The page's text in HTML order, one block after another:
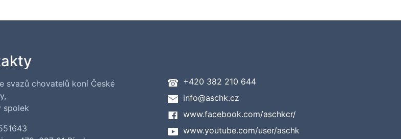
svazů chovatelů koní České
spolek
+420 382 210 644
info@aschk.cz
www.facebook.com/aschkcr/
www.youtube.com/user/aschk